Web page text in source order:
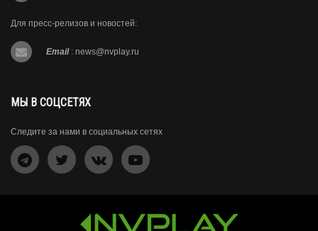
Для пресс-релизов и новостей:
Email : news@nvplay.ru
МЫ В СОЦСЕТЯХ
Следите за нами в социальных сетях